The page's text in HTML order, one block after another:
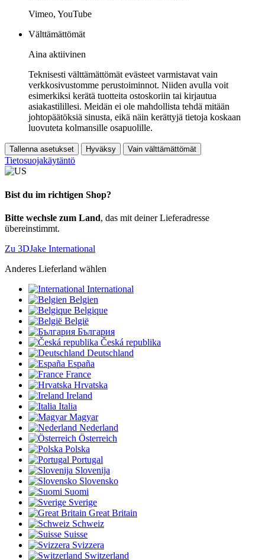
Vimeo, YouTube
Välttämättömät
Aina aktiivinen
Teknisesti välttämättömät evästeet varmistavat vain
verkkosivustomme perustoiminnot. Niiden avulla voit
esimerkiksi kerätä tuotteita ostoskoriin tai kirjautua
asiakastilillesi. Meidän ei ole mahdollista tehdä mitään
johtopäätöksiä sinusta, eikä näin kerättyjä tietoja koskaan
luovuteta kolmansille osapuolille.
Tallenna asetukset Hyväksy Vain välttämättömät
Tietosuojakäytäntö
Bist du im richtigen Shop?
Bitte wechsle zum Land, das mit deiner Lieferadresse
übereinstimmt.
Zu 3DJake International
Anderes Lieferland wählen
International
Belgien
Belgique
België
България
Česká republika
Deutschland
España
France
Hrvatska
Ireland
Italia
Magyar
Nederland
Österreich
Polska
Portugal
Slovenija
Slovensko
Suomi
Sverige
Great Britain
Schweiz
Suisse
Svizzera
Switzerland